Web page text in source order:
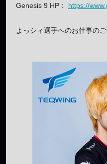
Genesis 9 HP： https://
よっシィ選手へのお仕事の